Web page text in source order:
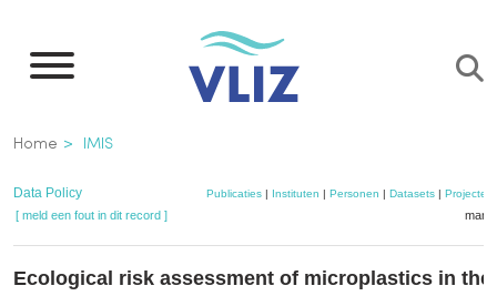
naar
inhoud
gaan
Kruimelpad
Home IMIS
Data Policy Publicaties| Instituten | Personen | Datasets| Projecten
[ meld een fout in dit record ]
Ecological risk assessment of microplastics in the